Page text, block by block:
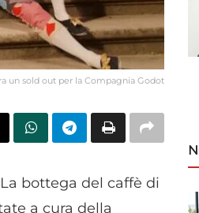
un sold out per la Compagnia Godot
bottega del caffè di
a cura della